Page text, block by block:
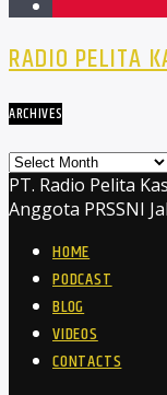
RADIO PELITA
ARCHIVES
Archives
PT. Radio Pelita
Anggota PRSSNI
HOME
PODCAST
BLOG
VIDEOS
CONTACTS